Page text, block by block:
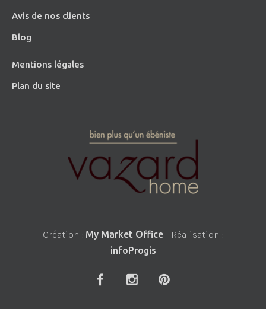
Avis de nos clients
Blog
Mentions légales
Plan du site
Création : My Market Office - Réalisation :
infoProgis